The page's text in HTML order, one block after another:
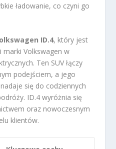
ładowanie, co czyni go
ID.4, który jest
marki Volkswagen w
Ten SUV łączy
podejściem, a jego
się do codziennych
ID.4 wyróżnia się
oraz nowoczesnym
klientów.